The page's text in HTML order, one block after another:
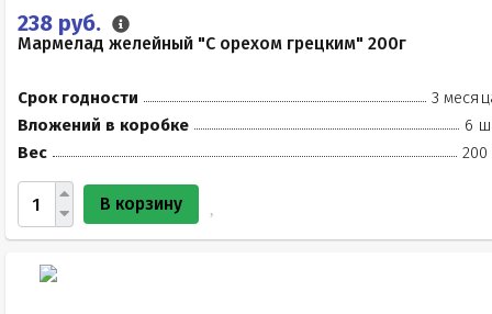
238 руб.
Мармелад желейный "С орехом грецким" 200г
Срок годности
3
Вложений в коробке
6
Вес
200
В корзину